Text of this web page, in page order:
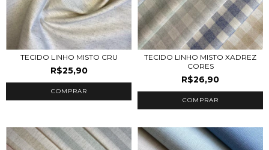
TECIDO LINHO MISTO CRU
R$25,90
COMPRAR
TECIDO LINHO MISTO XADREZ
CORES
R$26,90
COMPRAR